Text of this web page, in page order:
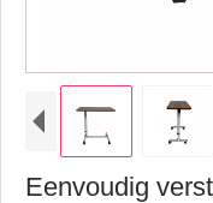
Eenvoudig